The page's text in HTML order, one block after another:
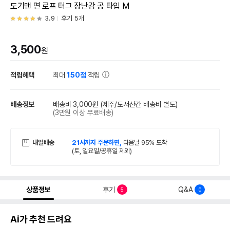
도기맨 면 로프 터그 장난감 공 타입 M
3.9 후기 5개
3,500원
적립혜택 최대150점 적립
배송정보 배송비 3,000원 (제주/도서산간 배송비 별도)
(3만원 이상 무료배송)
내일배송 21시까지 주문하면, 다음날 95% 도착
(토, 일요일/공휴일 제외)
상품정보 후기 5 Q&A 0
Ai가 추천 드려요